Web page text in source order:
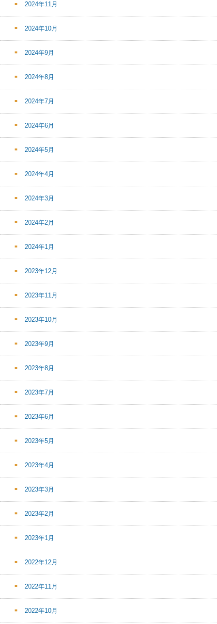
2024年11月
2024年10月
2024年9月
2024年8月
2024年7月
2024年6月
2024年5月
2024年4月
2024年3月
2024年2月
2024年1月
2023年12月
2023年11月
2023年10月
2023年9月
2023年8月
2023年7月
2023年6月
2023年5月
2023年4月
2023年3月
2023年2月
2023年1月
2022年12月
2022年11月
2022年10月